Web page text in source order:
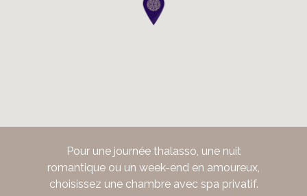
Pour une journée thalasso, une nuit
romantique ou un week-end en amoureux,
choisissez une chambre avec spa privatif.